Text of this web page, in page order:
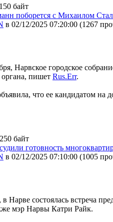
байт
поборется с Михаилом
в 02/12/2025 07:20:00 (1267
Нарвское городское
органа, пишет Rus.Err.
что ее кандидатом на
байт
готовность
в 02/12/2025 07:10:00 (1005
в Нарве состоялась встреча
мэр Нарвы Катри Райк.